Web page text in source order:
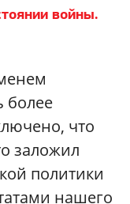
войны.
более
что
заложил
политики
нашего